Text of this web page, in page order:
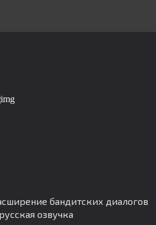
бандитских диалогов
озвучка